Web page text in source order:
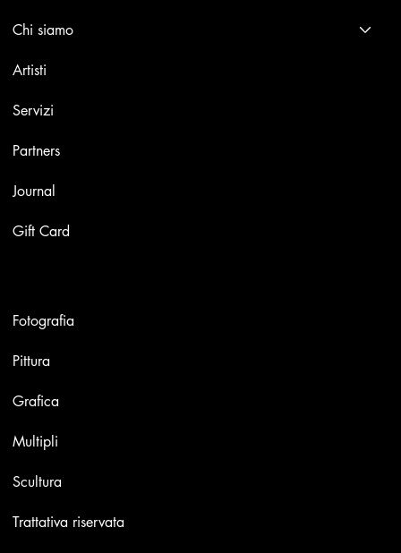
Chi siamo
Artisti
Servizi
Partners
Journal
Gift Card
Fotografia
Pittura
Grafica
Multipli
Scultura
Trattativa riservata